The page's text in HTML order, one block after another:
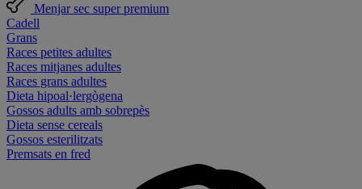
Menjar sec super premium
Cadell
Grans
Races petites adultes
Races mitjanes adultes
Races grans adultes
Dieta hipoal·lergògena
Gossos adults amb sobrepès
Dieta sense cereals
Gossos esterilitzats
Premsats en fred